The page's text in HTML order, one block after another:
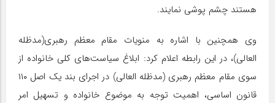
هستند چشم پوشی نمایند.
وی همچنین با اشاره به منویات مقام معظم رهبری(مدظله
العالی)، در این رابطه اعلام کرد: ابلاغ سیاست‌های کلی خانواده از
سوی مقام معظم رهبری (مدظله العالی) در اجرای بند یک اصل ۱۱۰
قانون اساسی، اهمیت توجه به موضوع خانواده و تسهیل امر